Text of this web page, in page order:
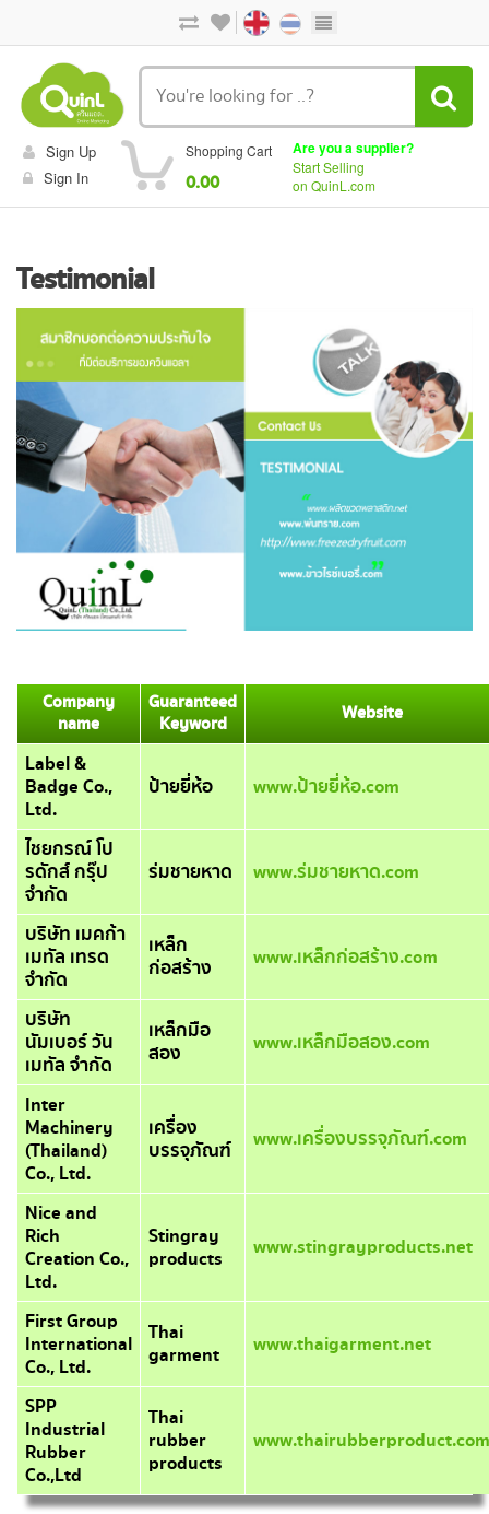
Sign Up
Sign In
Shopping Cart
0.00
Are you a supplier?
Start Selling
on QuinL.com
Testimonial
Company
name
Guaranteed
Keyword
Website
Label &
Badge Co.,
Ltd.
ป้ายยี่ห้อ www.ป้ายยี่ห้อ.com
ไชยกรณ์ โป
รดักส์ กรุ๊ป
จำกัด
ร่มชายหาด www.ร่มชายหาด.com
บริษัท เมคก้า
เมทัล เทรด
จำกัด
เหล็ก
ก่อสร้าง www.เหล็กก่อสร้าง.com
บริษัท
นัมเบอร์ วัน
เมทัล จำกัด
เหล็กมือ
สอง www.เหล็กมือสอง.com
Inter
Machinery
(Thailand)
Co., Ltd.
เครื่อง
บรรจุภัณฑ์ www.เครื่องบรรจุภัณฑ์.com
Nice and
Rich
Creation Co.,
Ltd.
Stingray
products www.stingrayproducts.net
First Group
International
Co., Ltd.
Thai
garment www.thaigarment.net
SPP
Industrial
Rubber
Co.,Ltd
Thai
rubber
products
www.thairubberproduct.com